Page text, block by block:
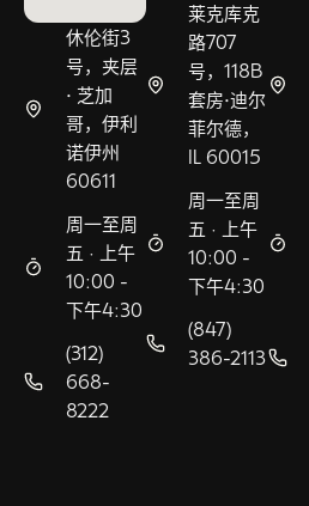
休伦街3
号，夹层
• 芝加
哥，伊利
诺伊州
60611
周一至周
五 · 上午
10:00 -
下午4:30
(312)
668-
8222
莱克库克
路707
号，118B
套房•迪尔
菲尔德，
IL 60015
周一至周
五 · 上午
10:00 -
下午4:30
(847)
386-2113